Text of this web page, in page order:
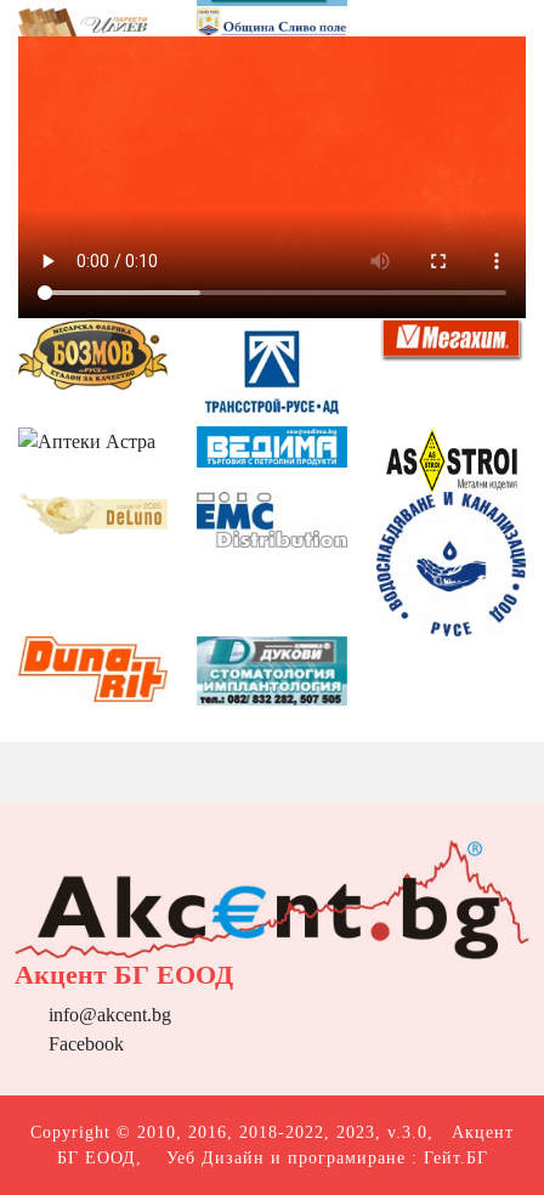
Акцент БГ ЕООД
info@akcent.bg
Facebook
Copyright © 2010, 2016, 2018-2022, 2023, v.3.0, Акцент
БГ ЕООД , Уеб Дизайн и програмиране : Гейт.БГ